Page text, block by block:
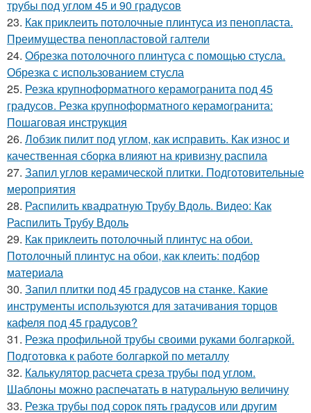
трубы под углом 45 и 90 градусов
23. Как приклеить потолочные плинтуса из пенопласта.
Преимущества пенопластовой галтели
24. Обрезка потолочного плинтуса с помощью стусла.
Обрезка с использованием стусла
25. Резка крупноформатного керамогранита под 45
градусов. Резка крупноформатного керамогранита:
Пошаговая инструкция
26. Лобзик пилит под углом, как исправить. Как износ и
качественная сборка влияют на кривизну распила
27. Запил углов керамической плитки. Подготовительные
мероприятия
28. Распилить квадратную Трубу Вдоль. Видео: Как
Распилить Трубу Вдоль
29. Как приклеить потолочный плинтус на обои.
Потолочный плинтус на обои, как клеить: подбор
материала
30. Запил плитки под 45 градусов на станке. Какие
инструменты используются для затачивания торцов
кафеля под 45 градусов?
31. Резка профильной трубы своими руками болгаркой.
Подготовка к работе болгаркой по металлу
32. Калькулятор расчета среза трубы под углом.
Шаблоны можно распечатать в натуральную величину
33. Резка трубы под сорок пять градусов или другим